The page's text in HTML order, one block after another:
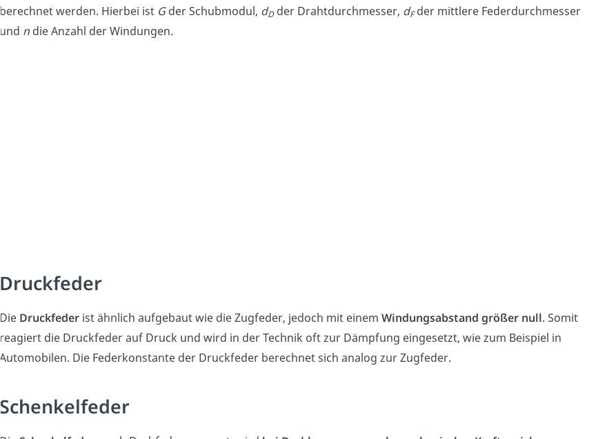
berechnet werden. Hierbei ist Gder Schubmodul, dD der Drahtdurchmesser, dF der mittlere Federdurchmesser
und n die Anzahl der Windungen.
Druckfeder
Die Druckfeder ist ähnlich aufgebaut wie die Zugfeder, jedoch mit einem Windungsabstand größer null. Somit
reagiert die Druckfeder auf Druck und wird in der Technik oft zur Dämpfung eingesetzt, wie zum Beispiel in
Automobilen. Die Federkonstante der Druckfeder berechnet sich analog zur Zugfeder.
Schenkelfeder